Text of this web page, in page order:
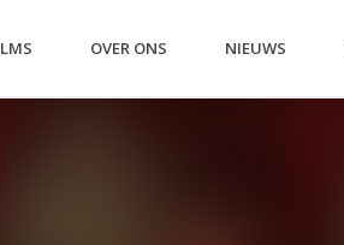
OVER ONS NIEUWS